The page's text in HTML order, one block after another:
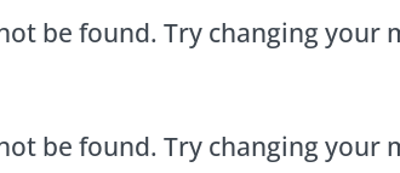
be found. Try changing your
be found. Try changing your